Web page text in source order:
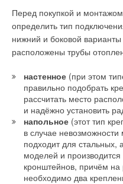
Перед покупкой и
определить тип
нижний и боковой
расположены трубы
настенное (при этом
правильно подобрать
рассчитать место
и надёжно установить
напольное (этот тип
в случае
подходит для
моделей и
кронштейнов, причём на
необходимо два
Инновационные
и биметаллических
Специалисты Royal
усовершенствованием
Конструкторское бюро
с лабораторией
Royal Thermo с учётом